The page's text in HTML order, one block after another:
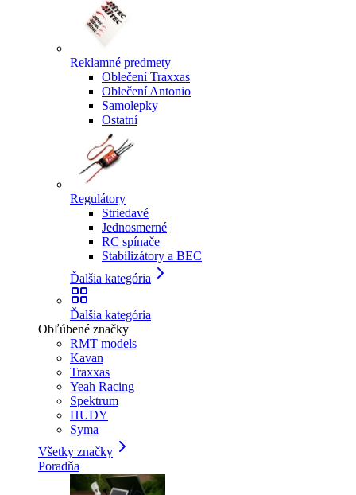
Reklamné predmety
Oblečení Traxxas
Oblečení Antonio
Samolepky
Ostatní
Regulátory
Striedavé
Jednosmerné
RC spínače
Stabilizátory a BEC
Ďalšia kategória
Ďalšia kategória
Obľúbené značky
RMT models
Kavan
Traxxas
Yeah Racing
Spektrum
HUDY
Syma
Všetky značky
Poradňa